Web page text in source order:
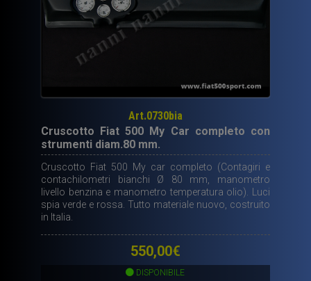
Art.0730bia
Cruscotto Fiat 500 My Car completo con
strumenti diam.80 mm.
Cruscotto Fiat 500 My car completo (Contagiri e
contachilometri bianchi Ø 80 mm, manometro
livello benzina e manometro temperatura olio). Luci
spia verde e rossa. Tutto materiale nuovo, costruito
in Italia.
550,00€
DISPONIBILE